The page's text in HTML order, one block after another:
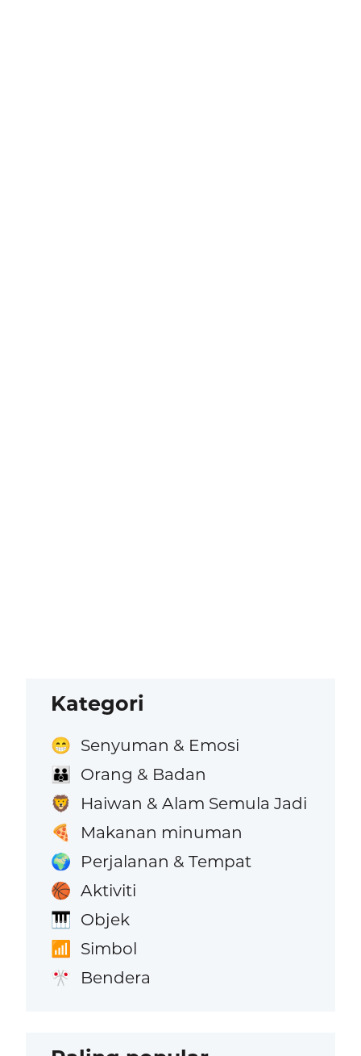
Kategori
😁 Senyuman & Emosi
👪 Orang & Badan
🦁 Haiwan & Alam Semula Jadi
🍕 Makanan minuman
🌍 Perjalanan & Tempat
🏀 Aktiviti
🎹 Objek
📶 Simbol
🎌 Bendera